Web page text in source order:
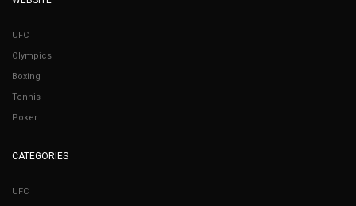
UFC
Olympics
Boxing
Tennis
Poker
CATEGORIES
UFC